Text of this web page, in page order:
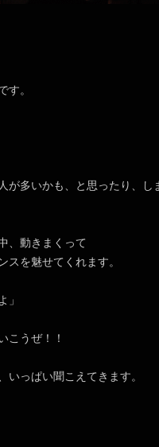
す。
が多いかも、と思ったり、し
、動きまくって
スを魅せてくれます。
」
こうぜ！！
いっぱい聞こえてきます。